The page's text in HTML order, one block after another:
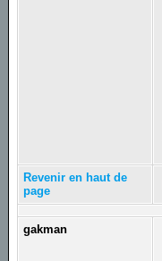
Revenir en haut de
page
gakman